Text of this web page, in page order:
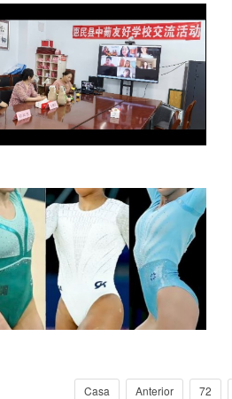
Casa Anterior 72